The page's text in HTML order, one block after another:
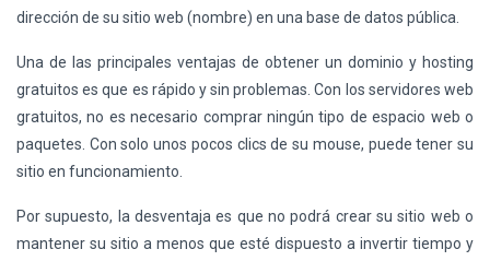
dirección de su sitio web (nombre) en una base de datos pública.
Una de las principales ventajas de obtener un dominio y hosting
gratuitos es que es rápido y sin problemas. Con los servidores web
gratuitos, no es necesario comprar ningún tipo de espacio web o
paquetes. Con solo unos pocos clics de su mouse, puede tener su
sitio en funcionamiento.
Por supuesto, la desventaja es que no podrá crear su sitio web o
mantener su sitio a menos que esté dispuesto a invertir tiempo y